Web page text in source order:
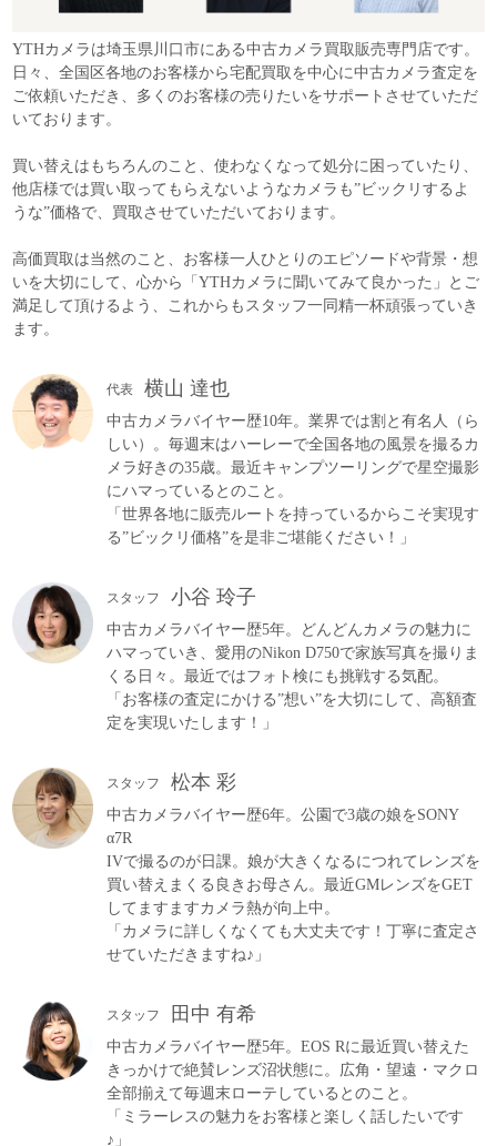
YTHカメラは埼玉県川口市にある中古カメラ買取販売専門店です。
日々、全国区各地のお客様から宅配買取を中心に中古カメラ査定を
ご依頼いただき、多くのお客様の売りたいをサポートさせていただ
いております。
買い替えはもちろんのこと、使わなくなって処分に困っていたり、
他店様では買い取ってもらえないようなカメラも”ビックリするよ
うな”価格で、買取させていただいております。
高価買取は当然のこと、お客様一人ひとりのエピソードや背景・想
いを大切にして、心から「YTHカメラに聞いてみて良かった」とご
満足して頂けるよう、これからもスタッフ一同精一杯頑張っていき
ます。
代表 横山 達也
中古カメラバイヤー歴10年。業界では割と有名人（ら
しい）。毎週末はハーレーで全国各地の風景を撮るカ
メラ好きの35歳。最近キャンプツーリングで星空撮影
にハマっているとのこと。
「世界各地に販売ルートを持っているからこそ実現す
る”ビックリ価格”を是非ご堪能ください！」
スタッフ 小谷 玲子
中古カメラバイヤー歴5年。どんどんカメラの魅力に
ハマっていき、愛用のNikon D750で家族写真を撮りま
くる日々。最近ではフォト検にも挑戦する気配。
「お客様の査定にかける”想い”を大切にして、高額査
定を実現いたします！」
スタッフ 松本 彩
中古カメラバイヤー歴6年。公園で3歳の娘をSONY
α7R
IVで撮るのが日課。娘が大きくなるにつれてレンズを
買い替えまくる良きお母さん。最近GMレンズをGET
してますますカメラ熱が向上中。
「カメラに詳しくなくても大丈夫です！丁寧に査定さ
せていただきますね♪」
スタッフ 田中 有希
中古カメラバイヤー歴5年。EOS Rに最近買い替えた
きっかけで絶賛レンズ沼状態に。広角・望遠・マクロ
全部揃えて毎週末ローテしているとのこと。
「ミラーレスの魅力をお客様と楽しく話したいです
♪」